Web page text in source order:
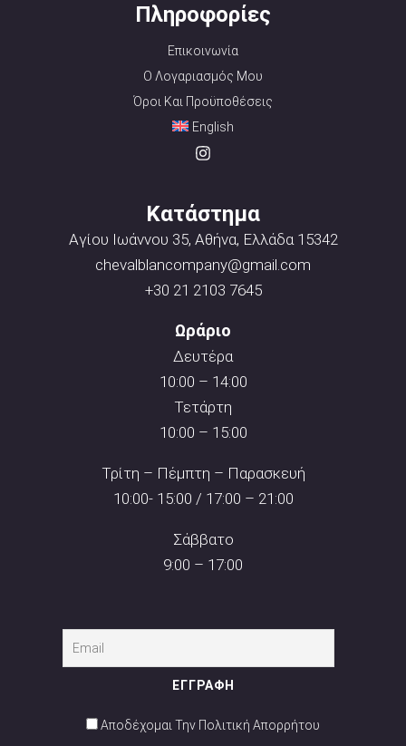
Πληροφορίες
Επικοινωνία
Ο Λογαριασμός Μου
Όροι Και Προϋποθέσεις
English
Κατάστημα
Αγίου Ιωάννου 35, Αθήνα, Ελλάδα 15342
chevalblancompany@gmail.com
+30 21 2103 7645
Ωράριο
Δευτέρα
10:00 – 14:00
Τετάρτη
10:00 – 15:00
Τρίτη – Πέμπτη – Παρασκευή
10:00- 15:00 / 17:00 – 21:00
Σάββατο
9:00 – 17:00
Αποδέχομαι Την Πολιτική Απορρήτου